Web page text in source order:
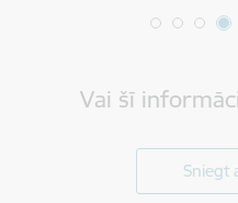
Vai šī
Sniegt